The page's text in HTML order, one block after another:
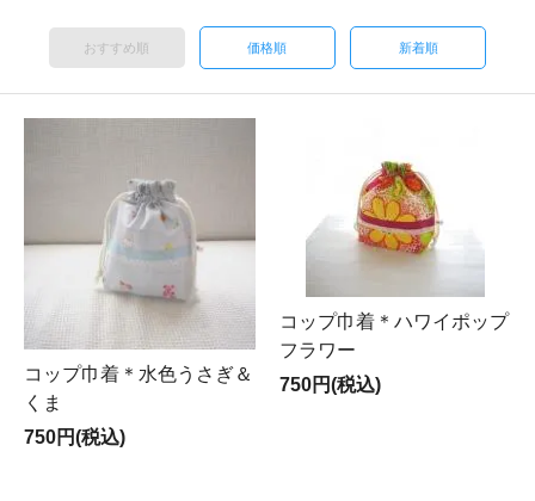
おすすめ順 価格順 新着順
コップ巾着＊水色うさぎ＆
くま
750円(税込)
コップ巾着＊ハワイポップ
フラワー
750円(税込)